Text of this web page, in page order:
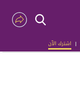
| اشترك الآن